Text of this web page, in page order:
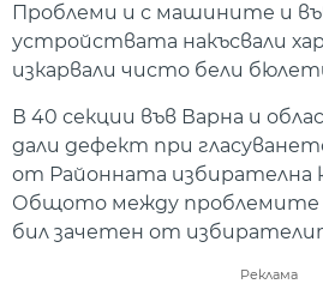
Проблеми и с машините и
устройствата накъсвали
изкарвали чисто бели
В 40 секции във Варна и
дали дефект при
от Районната избирателна
Общото между проблемите
бил зачетен от
Реклама